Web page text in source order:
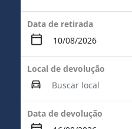
Data de retirada
Local de devolução
Data de devolução